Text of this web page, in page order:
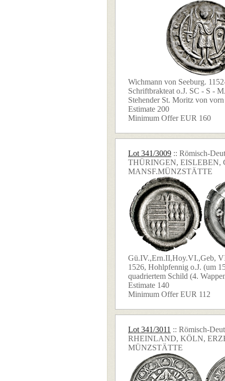
Wichmann von Seeburg.
Schriftbrakteat o.J. SC - S -
Stehender St. Moritz von
Estimate 200
Minimum Offer EUR 160
Lot 341/3009 :: Römisch-
THÜRINGEN, EISLEBEN,
MANSF.MÜNZSTÄTTE
Gü.IV.,Ern.II,Hoy.VI.,Geb,
1526, Hohlpfennig o.J. (um
quadriertem Schild (4.
Estimate 140
Minimum Offer EUR 112
Lot 341/3011 :: Römisch-
RHEINLAND, KÖLN,
MÜNZSTÄTTE